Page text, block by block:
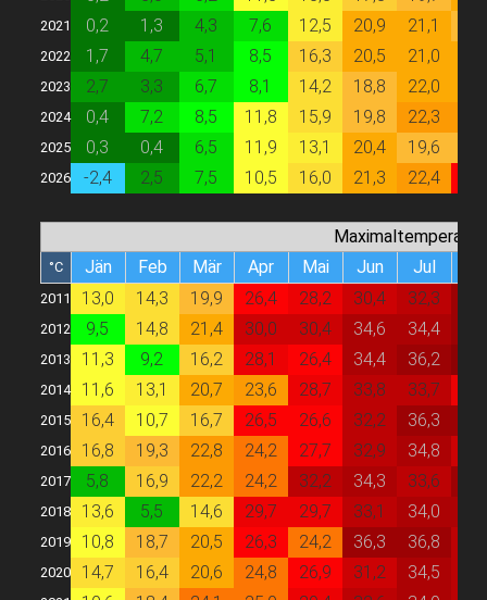
2021 0,2 1,3 4,3 7,6 12,5 20,9 21,1
2022 1,7 4,7 5,1 8,5 16,3 20,5 21,0
2023 2,7 3,3 6,7 8,1 14,2 18,8 22,0
2024 0,4 7,2 8,5 11,8 15,9 19,8 22,3
2025 0,3 0,4 6,5 11,9 13,1 20,4 19,6
2026 -2,4 2,5 7,5 10,5 16,0 21,3 22,4
Maximaltemperatur
°C Jän Feb Mär Apr Mai Jun Jul
2011 13,0 14,3 19,9 26,4 28,2 30,4 32,3
2012 9,5 14,8 21,4 30,0 30,4 34,6 34,4
2013 11,3 9,2 16,2 28,1 26,4 34,4 36,2
2014 11,6 13,1 20,7 23,6 28,7 33,8 33,7
2015 16,4 10,7 16,7 26,5 26,6 32,2 36,3
2016 16,8 19,3 22,8 24,2 27,7 32,9 34,8
2017 5,8 16,9 22,2 24,2 32,2 34,3 33,6
2018 13,6 5,5 14,6 29,7 29,7 33,1 34,0
2019 10,8 18,7 20,5 26,3 24,2 36,3 36,8
2020 14,7 16,4 20,6 24,8 26,9 31,2 34,5